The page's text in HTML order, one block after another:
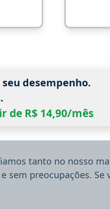
desempenho.
de R$ 14,90/mês
tanto no nosso
sem preocupações. Se